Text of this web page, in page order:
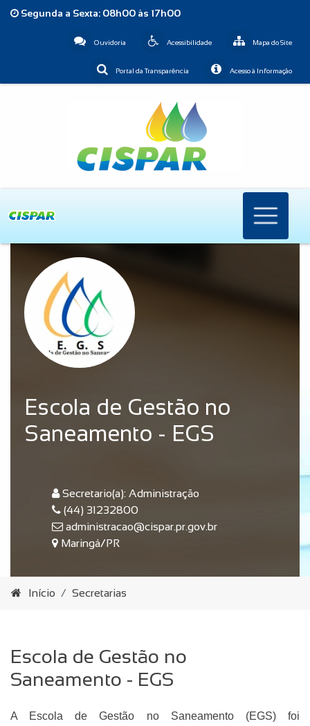
Segunda a Sexta: 08h00 às 17h00
Mapa do Site
Acessibilidade
Ouvidoria
Acesso à Informação
Portal da Transparência
Escola de Gestão no
Saneamento - EGS
Secretario(a): Administração
(44) 31232800
administracao@cispar.pr.gov.br
Maringá/PR
Início Secretarias
Escola de Gestão no
Saneamento - EGS
A Escola de Gestão no Saneamento (EGS) foi